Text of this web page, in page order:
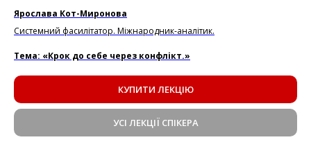
Ярослава Кот-Миронова
Системний фасилітатор. Міжнародник-аналітик.
Тема: «Крок до себе через конфлікт.»
КУПИТИ ЛЕКЦІЮ
УСІ ЛЕКЦІЇ СПІКЕРА